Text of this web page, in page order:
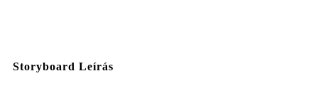
Storyboard Leírás